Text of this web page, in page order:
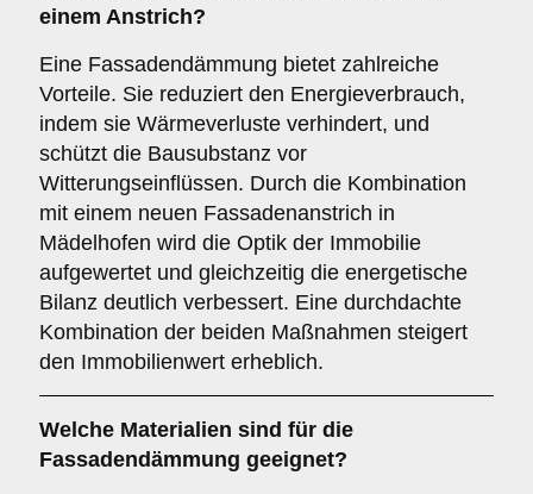
einem Anstrich?
Eine Fassadendämmung bietet zahlreiche
Vorteile. Sie reduziert den Energieverbrauch,
indem sie Wärmeverluste verhindert, und
schützt die Bausubstanz vor
Witterungseinflüssen. Durch die Kombination
mit einem neuen Fassadenanstrich in
Mädelhofen wird die Optik der Immobilie
aufgewertet und gleichzeitig die energetische
Bilanz deutlich verbessert. Eine durchdachte
Kombination der beiden Maßnahmen steigert
den Immobilienwert erheblich.
Welche Materialien sind für die
Fassadendämmung geeignet?